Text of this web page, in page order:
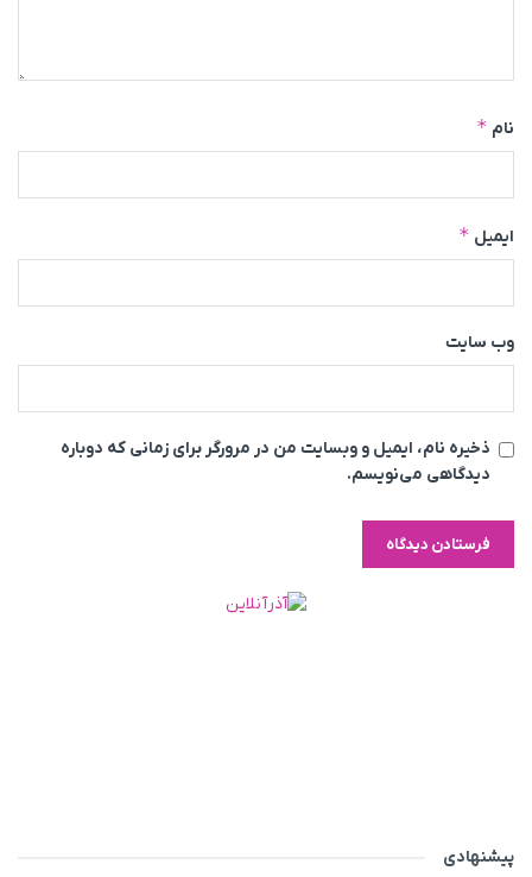
نام *
ایمیل *
وب‌ سایت
ذخیره نام، ایمیل و وبسایت من در مرورگر برای زمانی که دوباره
دیدگاهی می‌نویسم.
پیشنهادی